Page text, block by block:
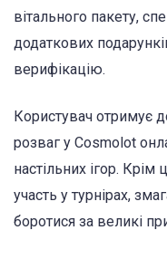
вітального пакету,
додаткових
верифікацію.
Користувач отримує
розваг у Cosmolot
настільних ігор.
участь у турнірах,
боротися за великі